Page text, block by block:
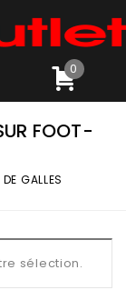
0
FOOT-
GALLES
sélection.